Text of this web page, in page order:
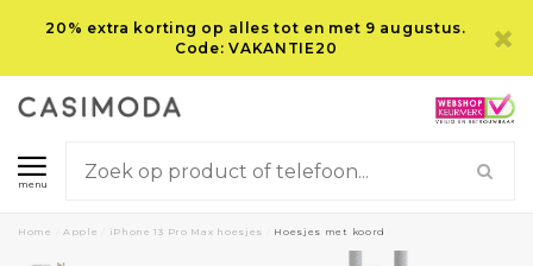
20% extra korting op alles tot en met 9 augustus.
Code: VAKANTIE20
menu
Home Apple iPhone 13 Pro Max hoesjes Hoesjes met koord